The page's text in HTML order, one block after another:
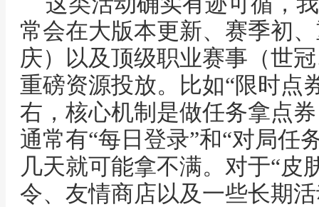
常会在大版本更新、赛季初
庆）以及顶级职业赛事（世
重磅资源投放。比如“限时点
右，核心机制是做任务拿点
通常有“每日登录”和“对局任
几天就可能拿不满。对于“皮
令、友情商店以及一些长期